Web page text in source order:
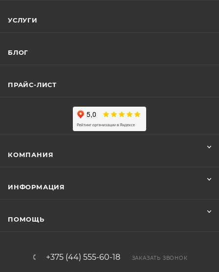
УСЛУГИ
БЛОГ
ПРАЙС-ЛИСТ
КОМПАНИЯ
ИНФОРМАЦИЯ
ПОМОЩЬ
+375 (44) 555-60-18 ЗАКАЗАТЬ ЗВОНОК